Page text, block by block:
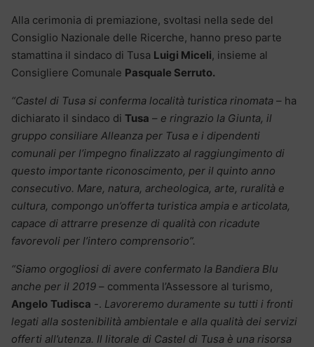
Alla cerimonia di premiazione, svoltasi nella sede del
Consiglio Nazionale delle Ricerche, hanno preso parte
stamattina il sindaco di Tusa Luigi Miceli, insieme al
Consigliere Comunale Pasquale Serruto.
“Castel di Tusa si conferma località turistica rinomata – ha
dichiarato il sindaco di Tusa – e ringrazio la Giunta, il
gruppo consiliare Alleanza per Tusa e i dipendenti
comunali per l’impegno finalizzato al raggiungimento di
questo importante riconoscimento, per il quinto anno
consecutivo. Mare, natura, archeologica, arte, ruralità e
cultura, compongo un’offerta turistica ampia e articolata,
capace di attrarre presenze di qualità con ricadute
favorevoli per l’intero comprensorio”.
“Siamo orgogliosi di avere confermato la Bandiera Blu
anche per il 2019 – commenta l’Assessore al turismo,
Angelo Tudisca -. Lavoreremo duramente su tutti i fronti
legati alla sostenibilità ambientale e alla qualità dei servizi
offerti all’utenza. Il litorale di Castel di Tusa è una risorsa